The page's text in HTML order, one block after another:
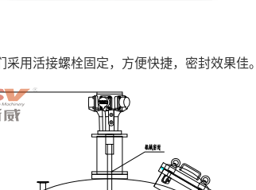
用活接螺栓固定，方便快捷，密封效果佳。